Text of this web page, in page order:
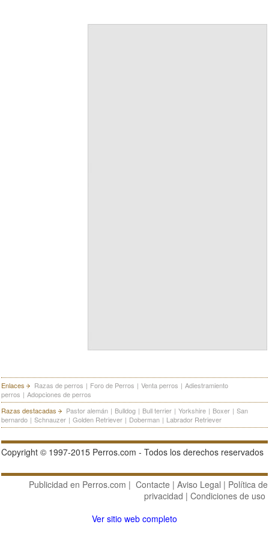
Enlaces Razas de perros | Foro de Perros | Venta perros | Adiestramiento
perros | Adopciones de perros
Razas destacadas
Pastor alemán | Bulldog | Bull terrier | Yorkshire | Boxer | San
bernardo | Schnauzer | Golden Retriever | Doberman | Labrador Retriever
Copyright © 1997-2015 Perros.com - Todos los derechos reservados
Publicidad en Perros.com | Contacte | Aviso Legal | Política de
privacidad | Condiciones de uso
Ver sitio web completo